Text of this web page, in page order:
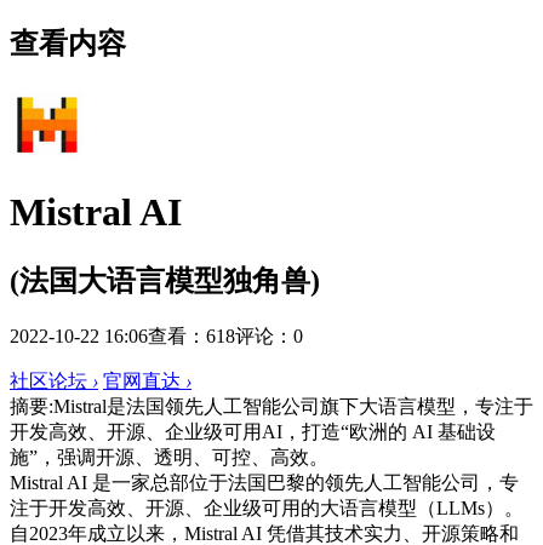
查看内容
Mistral AI
(法国大语言模型独角兽)
2022-10-22 16:06查看：618评论：0
社区论坛 › 官网直达 ›
摘要:Mistral是法国领先人工智能公司旗下大语言模型，专注于
开发高效、开源、企业级可用AI，打造“欧洲的 AI 基础设
施”，强调开源、透明、可控、高效。
Mistral AI 是一家总部位于法国巴黎的领先人工智能公司，专
注于开发高效、开源、企业级可用的大语言模型（LLMs）。
自2023年成立以来，Mistral AI 凭借其技术实力、开源策略和